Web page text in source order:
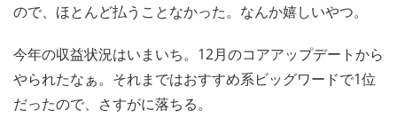
ので、ほとんど払うことなかった。なんか嬉しいやつ。
今年の収益状況はいまいち。12月のコアアップデートから
やられたなぁ。それまではおすすめ系ビッグワードで1位
だったので、さすがに落ちる。